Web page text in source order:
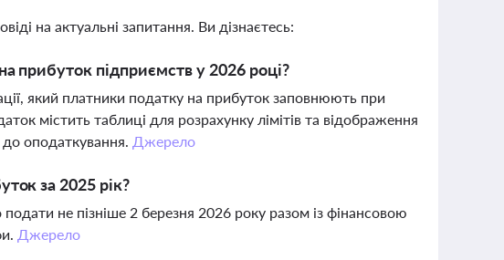
на актуальні запитання. Ви дізнаєтесь:
прибуток підприємств у 2026 році?
який платники податку на прибуток заповнюють при
містить таблиці для розрахунку лімітів та відображення
оподаткування. Джерело
за 2025 рік?
не пізніше 2 березня 2026 року разом із фінансовою
Джерело